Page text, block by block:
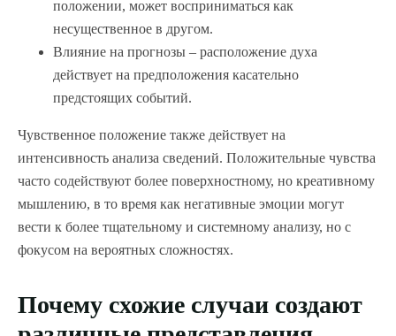
положении, может восприниматься как
несущественное в другом.
Влияние на прогнозы – расположение духа
действует на предположения касательно
предстоящих событий.
Чувственное положение также действует на
интенсивность анализа сведений. Положительные чувства
часто содействуют более поверхностному, но креативному
мышлению, в то время как негативные эмоции могут
вести к более тщательному и системному анализу, но с
фокусом на вероятных сложностях.
Почему схожие случаи создают